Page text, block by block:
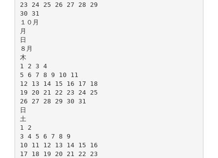
23 24 25 26 27 28 29
30 31
１０月
月
日
８月
木
1 2 3 4
5 6 7 8 9 10 11
12 13 14 15 16 17 18
19 20 21 22 23 24 25
26 27 28 29 30 31
日
土
1 2
3 4 5 6 7 8 9
10 11 12 13 14 15 16
17 18 19 20 21 22 23